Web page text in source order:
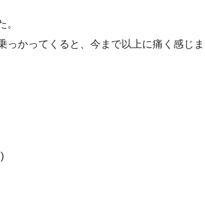
かってくると、今まで以上に痛く感じま